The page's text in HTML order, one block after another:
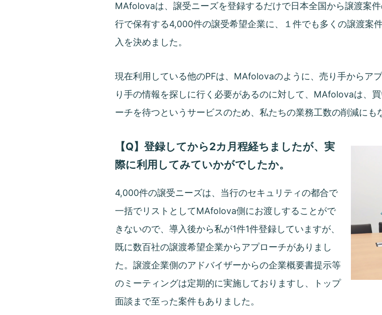
MAfolovaは、譲受ニーズを登録するだけで日本全国から譲渡案
行で保有する4,000件の譲受希望企業に、１件でも多くの譲渡案
入を決めました。
現在利用している他のPFは、MAfolovaのように、売り手からア
り手の情報を探しに行く必要があるのに対して、MAfolovaは、
ーチを待つというサービスのため、私たちの業務工数の削減にも
【Q】登録してから2カ月程経ちましたが、実
際に利用してみていかがでしたか。
4,000件の譲受ニーズは、当行のセキュリティの都合で
一括でリストとしてMAfolova側にお渡しすることがで
きないので、導入後から私が1件1件登録していますが、
既に数百社の譲渡希望企業からアプローチがありまし
た。譲渡企業側のアドバイザーからの企業概要書提示等
のミーティングは定期的に実施しておりますし、トップ
面談まで至った案件もありました。